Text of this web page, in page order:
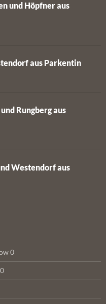
und Höpfner aus
aus Parkentin
Rungberg aus
Westendorf aus
0
0